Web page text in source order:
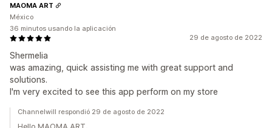
29 de agosto de 2022
Shermelia
was amazing, quick assisting me with great support and
solutions.
I'm very excited to see this app perform on my store
MAOMA ART
México
36 minutos usando la aplicación
Channelwill respondió 29 de agosto de 2022